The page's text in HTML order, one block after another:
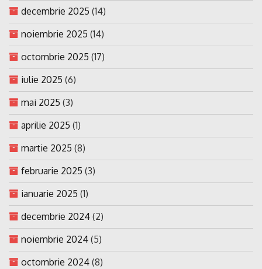
decembrie 2025 (14)
noiembrie 2025 (14)
octombrie 2025 (17)
iulie 2025 (6)
mai 2025 (3)
aprilie 2025 (1)
martie 2025 (8)
februarie 2025 (3)
ianuarie 2025 (1)
decembrie 2024 (2)
noiembrie 2024 (5)
octombrie 2024 (8)